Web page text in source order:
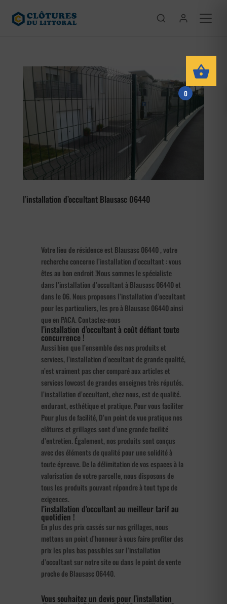
l’installation d’occultant Blausasc 06440
Votre lieu de résidence est Blausasc 06440 , votre
recherche concerne l’installation d’occultant : vous
êtes au bon endroit !Nous sommes le spécialiste
dans l’installation d’occultant à Blausasc 06440 et
dans le 06. Nous proposons l’installation d’occultant
pour les particuliers, les pro à Blausasc 06440 ainsi
que en PACA. Contactez-nous
l’installation d’occultant à coût défiant toute
concurrence !
Aussi bien que l’ensemble des nos produits et
services, l’installation d’occultant de grande qualité,
n’est vraiment pas cher comparé aux articles et
services lowcost de grandes enseignes très réputés.
l’installation d’occultant, chez nous, est de qualité.
endurant, esthétique et pratique. Pour vous faciliter
Pour plus de facilité, D’un point de vue pratique nos
clôtures et grillages sont d’une grande facilité
d’entretien. Également, nos produits sont conçus
avec des éléments de qualité pour une solidité à
toute épreuve. De la délimitation de vos espaces à la
valorisation de votre parcelle, nous disposons de
tous les produits pouvant répondre à tout type de
exigences.
l’installation d’occultant au meilleur tarif au
quotidien !
En plus des prix cassés sur nos grillages, nous
mettons un point d’honneur à vous faire profiter des
prix les plus bas possibles sur l’installation
d’occultant sur notre site ou dans le point de vente
proche de Blausasc 06440.
Vous souhaitez un devis pour l’installation
0